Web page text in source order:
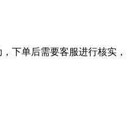
下单后需要客服进行核实，